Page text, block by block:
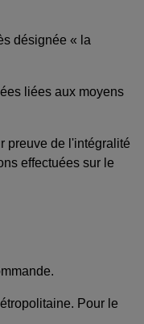
désignée « la
liées aux moyens
preuve de l'intégralité
effectuées sur le
Pour le